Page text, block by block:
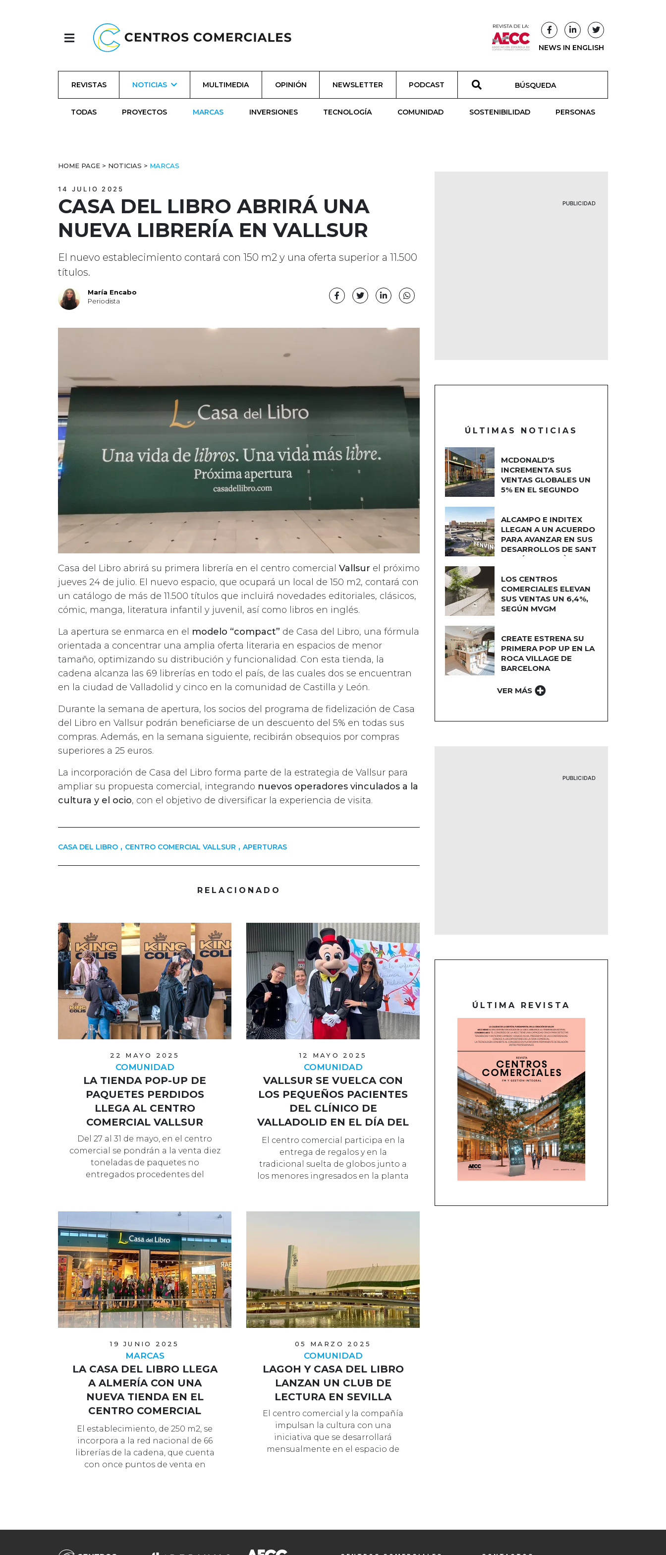
NEWS IN ENGLISH
REVISTAS NOTICIAS MULTIMEDIA OPINIÓN NEWSLETTER PODCAST
TODAS PROYECTOS MARCAS INVERSIONES TECNOLOGÍA COMUNIDAD SOSTENIBILIDAD PERSONAS
HOME PAGE > NOTICIAS > MARCAS
14 JULIO 2025
CASA DEL LIBRO ABRIRÁ UNA
NUEVA LIBRERÍA EN VALLSUR
El nuevo establecimiento contará con 150 m2 y una oferta superior a 11.500
títulos.
María Encabo
Periodista
Casa del Libro abrirá su primera librería en el centro comercial Vallsur el próximo
jueves 24 de julio. El nuevo espacio, que ocupará un local de 150 m2, contará con
un catálogo de más de 11.500 títulos que incluirá novedades editoriales, clásicos,
cómic, manga, literatura infantil y juvenil, así como libros en inglés.
La apertura se enmarca en el modelo “compact” de Casa del Libro, una fórmula
orientada a concentrar una amplia oferta literaria en espacios de menor
tamaño, optimizando su distribución y funcionalidad. Con esta tienda, la
cadena alcanza las 69 librerías en todo el país, de las cuales dos se encuentran
en la ciudad de Valladolid y cinco en la comunidad de Castilla y León.
Durante la semana de apertura, los socios del programa de fidelización de Casa
del Libro en Vallsur podrán beneficiarse de un descuento del 5% en todas sus
compras. Además, en la semana siguiente, recibirán obsequios por compras
superiores a 25 euros.
La incorporación de Casa del Libro forma parte de la estrategia de Vallsur para
ampliar su propuesta comercial, integrando nuevos operadores vinculados a la
cultura y el ocio, con el objetivo de diversificar la experiencia de visita.
CASA DEL LIBRO , CENTRO COMERCIAL VALLSUR , APERTURAS
RELACIONADO
22 MAYO 2025
COMUNIDAD
LA TIENDA POP-UP DE
PAQUETES PERDIDOS
LLEGA AL CENTRO
COMERCIAL VALLSUR
Del 27 al 31 de mayo, en el centro
comercial se pondrán a la venta diez
toneladas de paquetes no
entregados procedentes del
12 MAYO 2025
COMUNIDAD
VALLSUR SE VUELCA CON
LOS PEQUEÑOS PACIENTES
DEL CLÍNICO DE
VALLADOLID EN EL DÍA DEL
NIÑO HOSPITALIZADO
El centro comercial participa en la
entrega de regalos y en la
tradicional suelta de globos junto a
los menores ingresados en la planta
19 JUNIO 2025
MARCAS
LA CASA DEL LIBRO LLEGA
A ALMERÍA CON UNA
NUEVA TIENDA EN EL
CENTRO COMERCIAL
TORRECÁRDENAS
El establecimiento, de 250 m2, se
incorpora a la red nacional de 66
librerías de la cadena, que cuenta
con once puntos de venta en
05 MARZO 2025
COMUNIDAD
LAGOH Y CASA DEL LIBRO
LANZAN UN CLUB DE
LECTURA EN SEVILLA
El centro comercial y la compañía
impulsan la cultura con una
iniciativa que se desarrollará
mensualmente en el espacio de
PUBLICIDAD
ÚLTIMAS NOTICIAS
MCDONALD'S
INCREMENTA SUS
VENTAS GLOBALES UN
5% EN EL SEGUNDO
ALCAMPO E INDITEX
LLEGAN A UN ACUERDO
PARA AVANZAR EN SUS
DESARROLLOS DE SANT
ADRIÁN DE BESÒS
LOS CENTROS
COMERCIALES ELEVAN
SUS VENTAS UN 6,4%,
SEGÚN MVGM
CREATE ESTRENA SU
PRIMERA POP UP EN LA
ROCA VILLAGE DE
BARCELONA
VER MÁS
PUBLICIDAD
ÚLTIMA REVISTA